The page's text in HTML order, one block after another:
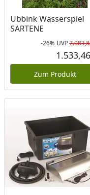
Ubbink Wasserspiel
SARTENE
-26% UVP
Zum Produkt